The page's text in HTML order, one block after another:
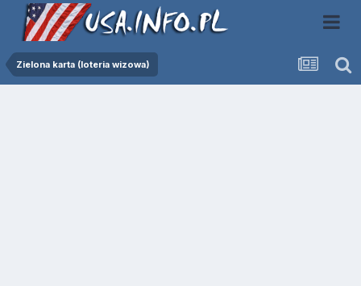
Zielona karta (loteria wizowa)